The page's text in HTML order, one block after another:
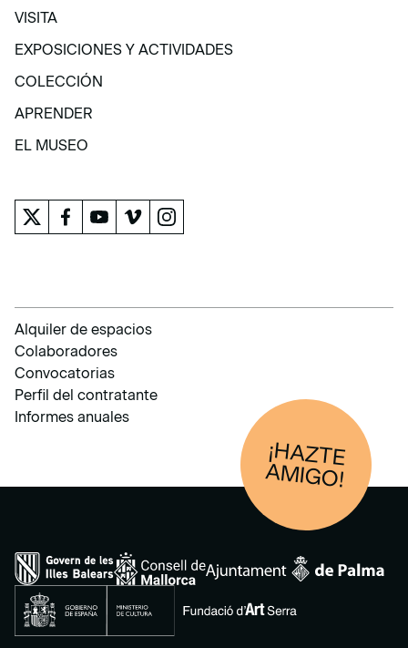
VISITA
VISITA
EXPOSICIONES Y ACTIVIDADES
EXPOSICIONES Y ACTIVIDADES
COLECCIÓN
COLECCIÓN
APRENDER
APRENDER
EL MUSEO
Alquiler de espacios
Colaboradores
Convocatorias
Perfil del contratante
Informes anuales
¡HAZTE
AM
IGO!